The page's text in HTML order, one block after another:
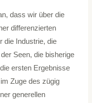
dass wir über die
differenzierten
die Industrie, die
Seen, die bisherige
ersten Ergebnisse
Zuge des zügig
generellen